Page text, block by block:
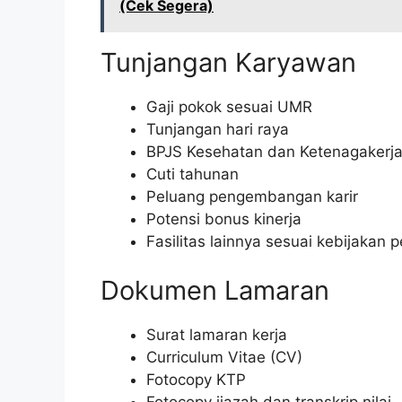
(Cek Segera)
Tunjangan Karyawan
Gaji pokok sesuai UMR
Tunjangan hari raya
BPJS Kesehatan dan
Cuti tahunan
Peluang pengembangan karir
Potensi bonus kinerja
Fasilitas lainnya sesuai kebijakan
Dokumen Lamaran
Surat lamaran kerja
Curriculum Vitae (CV)
Fotocopy KTP